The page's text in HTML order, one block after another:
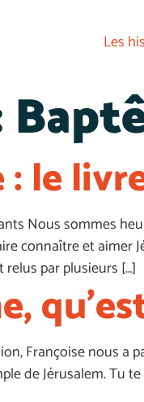
Les
: le
Nous sommes
connaître et aimer
par plusieurs […]
Françoise nous a
de Jérusalem. Tu